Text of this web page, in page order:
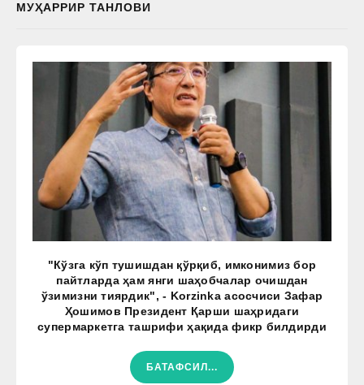
МУҲАРРИР ТАНЛОВИ
"Кўзга кўп тушишдан қўрқиб, имконимиз бор
пайтларда ҳам янги шаҳобчалар очишдан
ўзимизни тиярдик", - Korzinka асосчиси Зафар
Ҳошимов Президент Қарши шаҳридаги
супермаркетга ташрифи ҳақида фикр билдирди
БАТАФСИЛ...